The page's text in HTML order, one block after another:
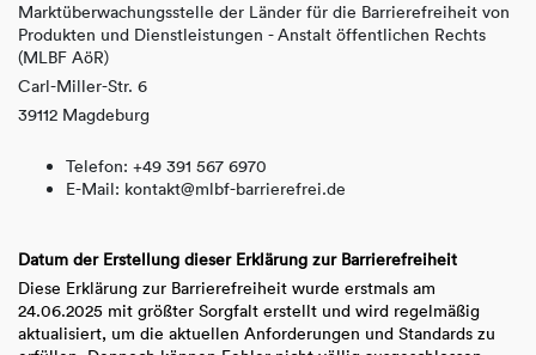
Marktüberwachungsstelle der Länder für die Barrierefreiheit von
Produkten und Dienstleistungen - Anstalt öffentlichen Rechts
(MLBF AöR)
Carl-Miller-Str. 6
39112 Magdeburg
Telefon: +49 391 567 6970
E-​Mail: kontakt@mlbf-barrierefrei.de
Datum der Erstellung dieser Erklärung zur Barrierefreiheit
Diese Erklärung zur Barrierefreiheit wurde erstmals am
24.06.2025 mit größter Sorgfalt erstellt und wird regelmäßig
aktualisiert, um die aktuellen Anforderungen und Standards zu